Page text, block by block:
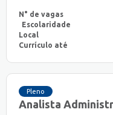
N° de vagas
Escolaridade
Local
Currículo até
Pleno
Analista